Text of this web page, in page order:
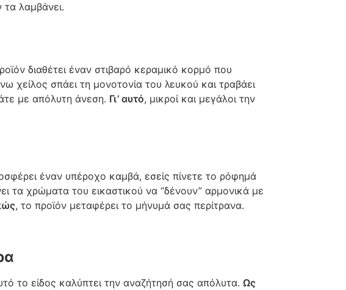
λαμβάνει.
διαθέτει έναν στιβαρό κεραμικό κορμό που
χείλος σπάει τη μονοτονία του λευκού και τραβάει
με απόλυτη άνεση. Γι’ αυτό, μικροί και μεγάλοι την
έναν υπέροχο καμβά, εσείς πίνετε το ρόφημά
τα χρώματα του εικαστικού να “δένουν” αρμονικά με
, το προϊόν μεταφέρει το μήνυμά σας περίτρανα.
το είδος καλύπτει την αναζήτησή σας απόλυτα. Ως